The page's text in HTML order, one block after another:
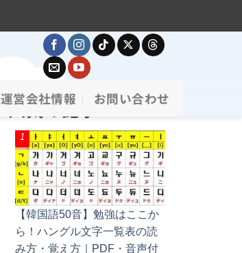
運営会社情報 お問い合わせ
人気の記事
【韓国語50音】勉強はここか
ら！ハングル文字一覧表の読
み方・覚え方｜PDF・音声付